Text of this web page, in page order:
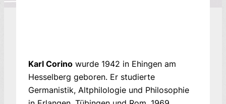
Karl Corino wurde 1942 in Ehingen am
Hesselberg geboren. Er studierte
Germanistik, Altphilologie und Philosophie